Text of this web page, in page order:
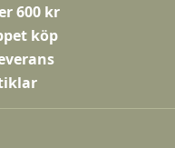
600 kr
köp